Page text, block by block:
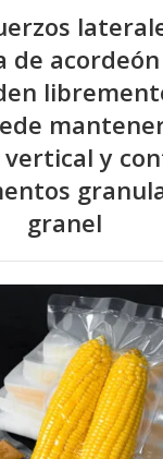
de acordeón
vertical y
granel